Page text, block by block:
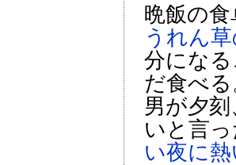
晩飯の
うれん
分にな
だ食べ
男が夕
いと言
い夜に